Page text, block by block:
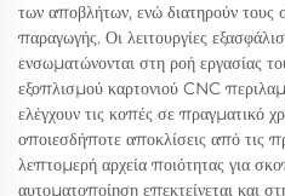
των αποβλήτων, ενώ διατηρούν τους
παραγωγής. Οι λειτουργίες
ενσωματώνονται στη ροή εργασίας
εξοπλισμού καρτονιού CNC
ελέγχουν τις κοπές σε πραγματικό
οποιεσδήποτε αποκλίσεις από τις
λεπτομερή αρχεία ποιότητας για
αυτοματοποίηση επεκτείνεται και